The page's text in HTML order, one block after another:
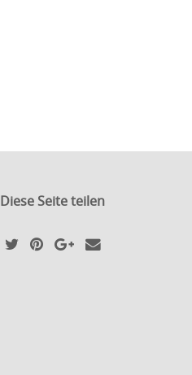
Diese Seite teilen